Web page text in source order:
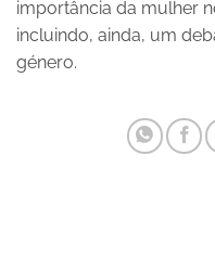
importância da mulher
incluindo, ainda, um
género.